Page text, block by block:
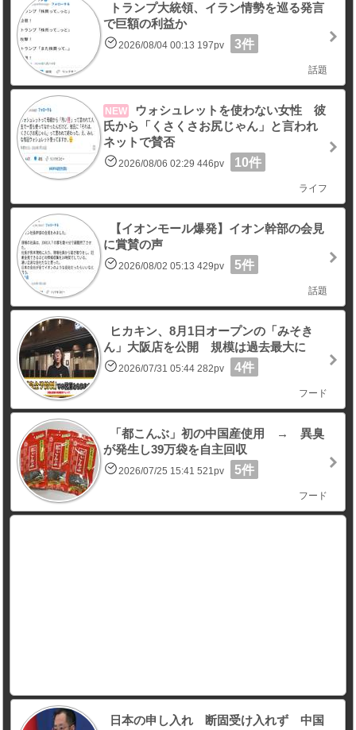
トランプ大統領、イラン情勢を巡る発言
で巨額の利益か
2026/08/04 00:13 197pv 3件
話題
NEW
ウォシュレットを使わない女性 彼
氏から「くさくさお尻じゃん」と言われ
ネットで賛否
2026/08/06 02:29 446pv 10件
ライフ
【イオンモール爆発】イオン幹部の会見
に賞賛の声
2026/08/02 05:13 429pv 5件
話題
ヒカキン、8月1日オープンの「みそき
ん」大阪店を公開 規模は過去最大に
2026/07/31 05:44 282pv 4件
フード
「都こんぶ」初の中国産使用 → 異臭
が発生し39万袋を自主回収
2026/07/25 15:41 521pv 5件
フード
日本の申し入れ 断固受け入れず 中国